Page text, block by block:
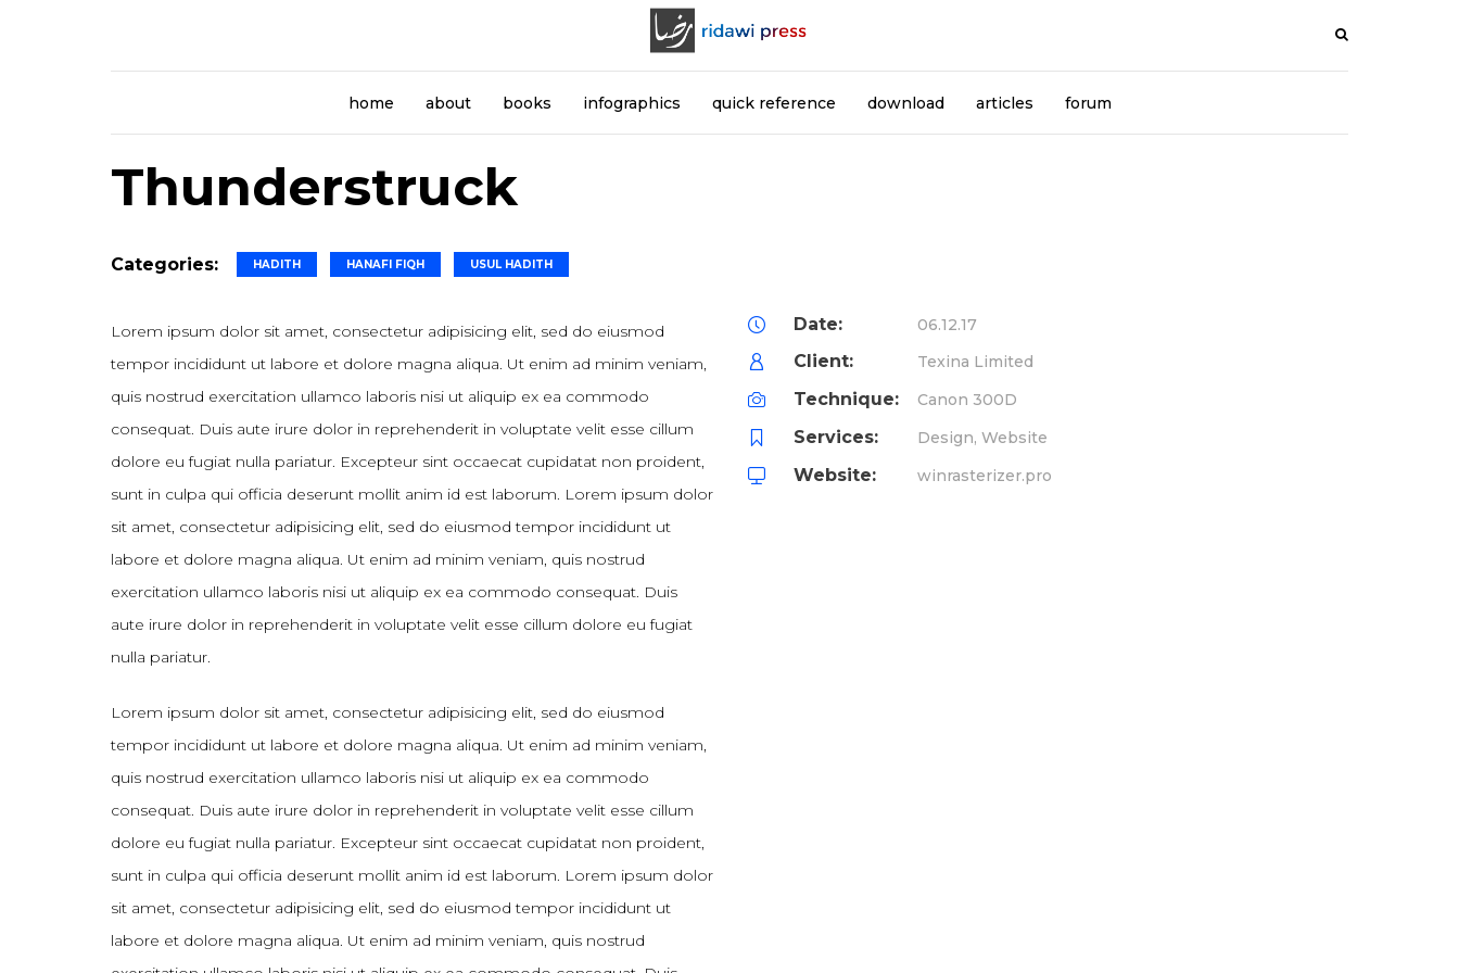
home about books infographics quick reference download articles forum
Thunderstruck
Categories: HADITH HANAFI FIQH USUL HADITH
Lorem ipsum dolor sit amet, consectetur adipisicing elit, sed do eiusmod
tempor incididunt ut labore et dolore magna aliqua. Ut enim ad minim veniam,
quis nostrud exercitation ullamco laboris nisi ut aliquip ex ea commodo
consequat. Duis aute irure dolor in reprehenderit in voluptate velit esse cillum
dolore eu fugiat nulla pariatur. Excepteur sint occaecat cupidatat non proident,
sunt in culpa qui officia deserunt mollit anim id est laborum. Lorem ipsum dolor
sit amet, consectetur adipisicing elit, sed do eiusmod tempor incididunt ut
labore et dolore magna aliqua. Ut enim ad minim veniam, quis nostrud
exercitation ullamco laboris nisi ut aliquip ex ea commodo consequat. Duis
aute irure dolor in reprehenderit in voluptate velit esse cillum dolore eu fugiat
nulla pariatur.
Lorem ipsum dolor sit amet, consectetur adipisicing elit, sed do eiusmod
tempor incididunt ut labore et dolore magna aliqua. Ut enim ad minim veniam,
quis nostrud exercitation ullamco laboris nisi ut aliquip ex ea commodo
consequat. Duis aute irure dolor in reprehenderit in voluptate velit esse cillum
dolore eu fugiat nulla pariatur. Excepteur sint occaecat cupidatat non proident,
sunt in culpa qui officia deserunt mollit anim id est laborum. Lorem ipsum dolor
sit amet, consectetur adipisicing elit, sed do eiusmod tempor incididunt ut
labore et dolore magna aliqua. Ut enim ad minim veniam, quis nostrud
Date: 06.12.17
Client: Texina Limited
Technique: Canon 300D
Services: Design, Website
Website: winrasterizer.pro